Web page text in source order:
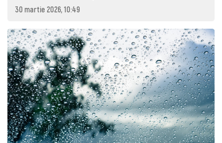
30 martie 2026, 10:49